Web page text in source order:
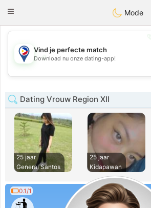
PhilippinesChat
Toggle
Mode
💕
Vind je perfecte match
Download nu onze dating-app!
Dating Vrouw Region XII
25 jaar
General Santos
25 jaar
Kidapawan
0.1/1